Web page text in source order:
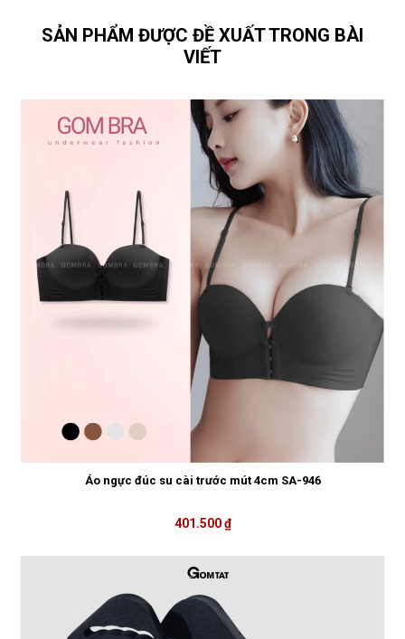
SẢN PHẨM ĐƯỢC ĐỀ XUẤT TRONG BÀI
VIẾT
Áo ngực đúc su cài trước mút 4cm SA-946
401.500 ₫